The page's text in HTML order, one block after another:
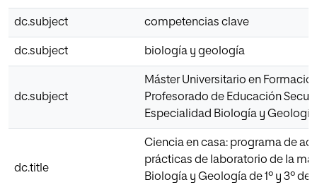
dc.subject competencias clave
dc.subject biología y geología
dc.subject
Máster Universitario en
Profesorado de Educación
Especialidad Biología y Geología
dc.title
Ciencia en casa: programa de
prácticas de laboratorio de la
Biología y Geología de 1º y 3º de